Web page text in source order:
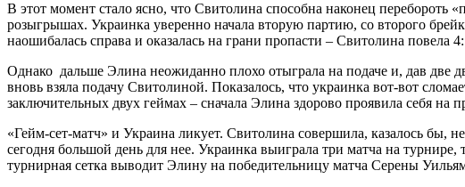
В этот момент стало ясно, что Свитолина способна наконец
розыгрышах. Украинка уверенно начала вторую партию, со второго
наошибалась справа и оказалась на грани пропасти – Свитолина повела
Однако дальше Элина неожиданно плохо отыграла на подаче и, дав две
вновь взяла подачу Свитолиной. Показалось, что украинка вот-вот
заключительных двух геймах – сначала Элина здорово проявила себя
«Гейм-сет-матч» и Украина ликует. Свитолина совершила, казалось бы,
сегодня большой день для нее. Украинка выиграла три матча на
турнирная сетка выводит Элину на победительницу матча Серены